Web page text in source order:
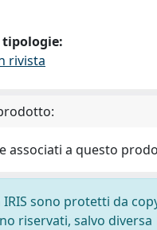
tipologie:
rivista
associati a questo
sono protetti da
riservati, salvo diversa